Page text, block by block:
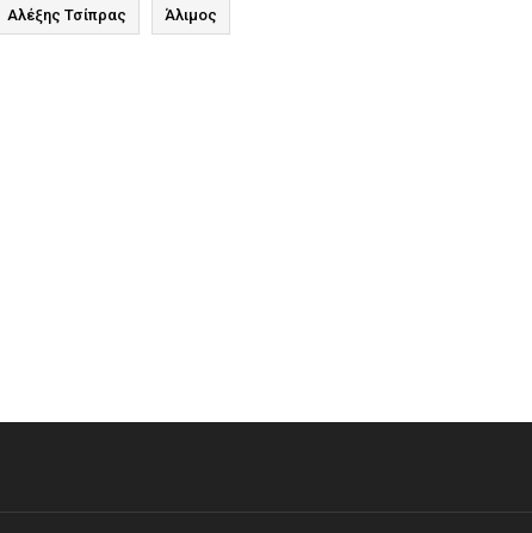
Αλέξης Τσίπρας Άλιμος